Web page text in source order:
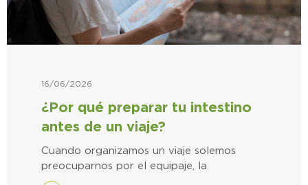
¿Por qué preparar tu intestino
antes de un viaje?
16/06/2026
Cuando organizamos un viaje solemos
preocuparnos por el equipaje, la